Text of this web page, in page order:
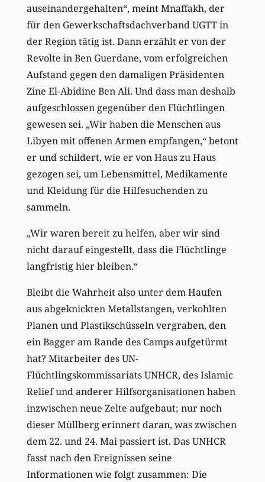
auseinandergehalten“, meint Mnaffakh, der
für den Gewerkschaftsdachverband UGTT in
der Region tätig ist. Dann erzählt er von der
Revolte in Ben Guerdane, vom erfolgreichen
Aufstand gegen den damaligen Präsidenten
Zine El-Abidine Ben Ali. Und dass man deshalb
aufgeschlossen gegenüber den Flüchtlingen
gewesen sei. „Wir haben die Menschen aus
Libyen mit offenen Armen empfangen,“ betont
er und schildert, wie er von Haus zu Haus
gezogen sei, um Lebensmittel, Medikamente
und Kleidung für die Hilfesuchenden zu
sammeln.
„Wir waren bereit zu helfen, aber wir sind
nicht darauf eingestellt, dass die Flüchtlinge
langfristig hier bleiben.“
Bleibt die Wahrheit also unter dem Haufen
aus abgeknickten Metallstangen, verkohlten
Planen und Plastikschüsseln vergraben, den
ein Bagger am Rande des Camps aufgetürmt
hat? Mitarbeiter des UN-
Flüchtlingskommissariats UNHCR, des Islamic
Relief und anderer Hilfsorganisationen haben
inzwischen neue Zelte aufgebaut; nur noch
dieser Müllberg erinnert daran, was zwischen
dem 22. und 24. Mai passiert ist. Das UNHCR
fasst nach den Ereignissen seine
Informationen wie folgt zusammen: Die